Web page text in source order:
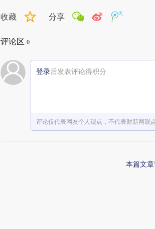
收藏 分享
评论区 0
登录后发表评论得积分
评论仅代表网友个人观点，不代表财新网观
本篇文